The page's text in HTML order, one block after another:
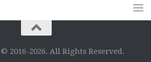
2016-2026. All Rights Reserved.